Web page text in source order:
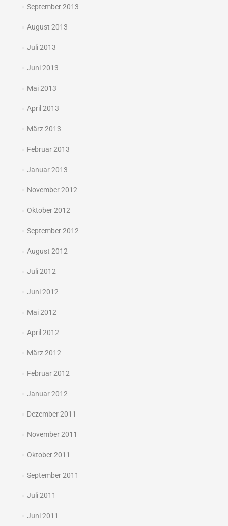
September 2013
August 2013
Juli 2013
Juni 2013
Mai 2013
April 2013
März 2013
Februar 2013
Januar 2013
November 2012
Oktober 2012
September 2012
August 2012
Juli 2012
Juni 2012
Mai 2012
April 2012
März 2012
Februar 2012
Januar 2012
Dezember 2011
November 2011
Oktober 2011
September 2011
Juli 2011
Juni 2011